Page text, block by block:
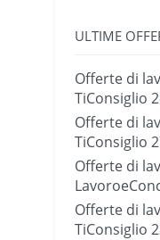
ULTIME
Offerte di
TiConsiglio
Offerte di
TiConsiglio
Offerte di
Offerte di
TiConsiglio